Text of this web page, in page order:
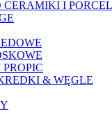
CERAMIKI I
& WĘGLE